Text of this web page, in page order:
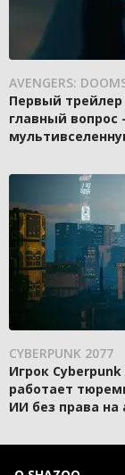
AVENGERS:
Первый
главный вопрос
CYBERPUNK 2077
Игрок
работает
ИИ без права на